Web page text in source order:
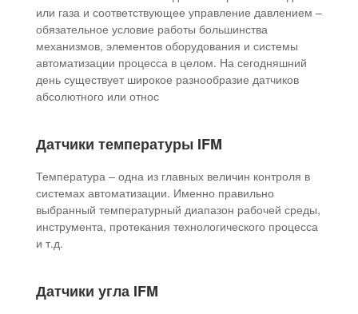
или газа и соответствующее управление давлением –
обязательное условие работы большинства
механизмов, элементов оборудования и системы
автоматизации процесса в целом. На сегодняшний
день существует широкое разнообразие датчиков
абсолютного или относ
Датчики температуры IFM
Температура – одна из главных величин контроля в
системах автоматизации. Именно правильно
выбранный температурный диапазон рабочей среды,
инструмента, протекания технологического процесса
и т.д.
Датчики угла IFM